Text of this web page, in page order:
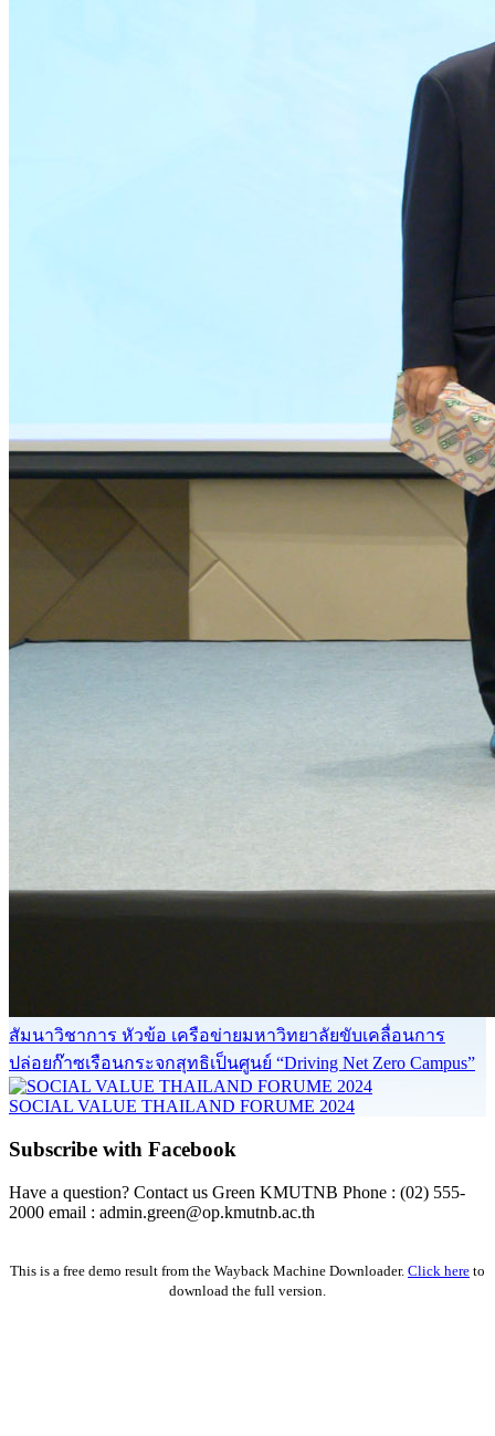
สัมนาวิชาการ หัวข้อ เครือข่ายมหาวิทยาลัยขับเคลื่อนการ
ปล่อยก๊าซเรือนกระจกสุทธิเป็นศูนย์ “Driving Net Zero Campus”
SOCIAL VALUE THAILAND FORUME 2024
Subscribe with Facebook
Have a question? Contact us Green KMUTNB Phone : (02) 555-
2000 email : admin.green@op.kmutnb.ac.th
This is a free demo result from the Wayback Machine Downloader. Click here to
download the full version.